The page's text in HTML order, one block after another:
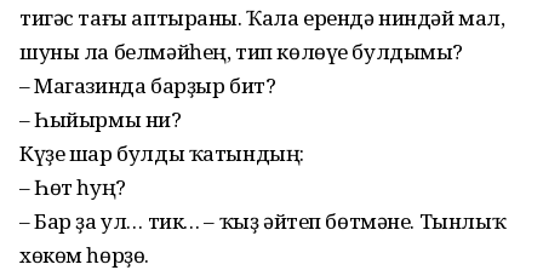
тигәс тағы аптыраны. Ҡала ерендә ниндәй мал,
шуны ла белмәйһең, тип көлөүе булдымы?
– Магазинда барҙыр бит?
– Һыйырмы ни?
Күҙе шар булды ҡатындың:
– Һөт һуң?
– Бар ҙа ул… тик… – ҡыҙ әйтеп бөтмәне. Тынлыҡ
хөкөм һөрҙө.